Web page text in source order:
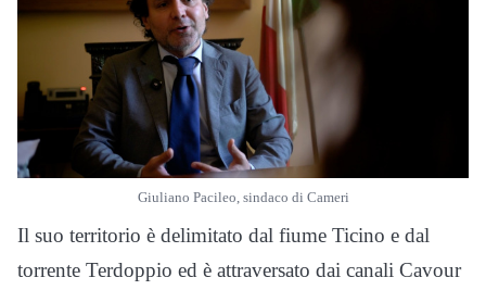
Giuliano Pacileo, sindaco di Cameri
Il suo territorio è delimitato dal fiume Ticino e dal
torrente Terdoppio ed è attraversato dai canali Cavour